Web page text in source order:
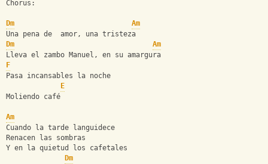
Chorus:
Dm
Am
Una pena de  amor, una tristeza
Dm
Am
Lleva el zambo Manuel, en su amargura
F
Pasa incansables la noche
E
Moliendo café
Am
Cuando la tarde languidece
Renacen las sombras
Y en la quietud los cafetales
Dm